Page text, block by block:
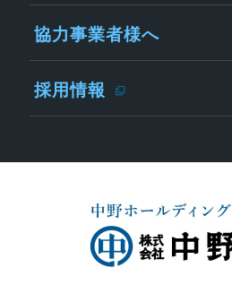
協力事業者様へ
採用情報